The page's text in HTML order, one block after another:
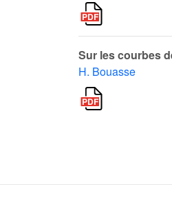
Sur les courbes
H. Bouasse